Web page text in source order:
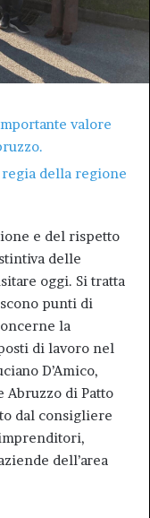
valore
della regione
e del rispetto
delle
oggi. Si tratta
punti di
la
di lavoro nel
D’Amico,
Abruzzo di Patto
dal consigliere
dell’area